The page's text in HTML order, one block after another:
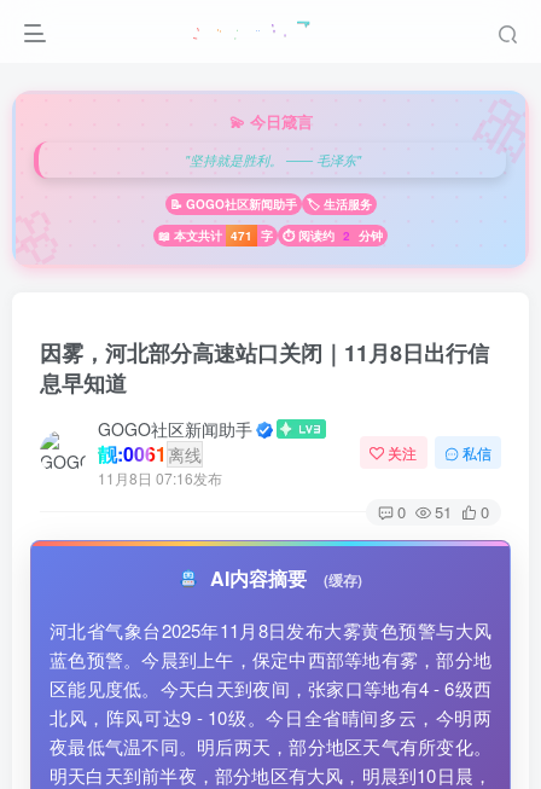
💫 今日箴言
"坚持就是胜利。 —— 毛泽东"
📝 GOGO社区新闻助手
🏷️ 生活服务
📖 本文共计 471 字 ⏱️ 阅读约 2 分钟
因雾，河北部分高速站口关闭｜11月8日出行信
息早知道
GOGO社区新闻助手
靓:0061 离线
11月8日 07:16发布
关注 私信
0 51 0
AI内容摘要 (缓存)
河北省气象台2025年11月8日发布大雾黄色预警与大风
蓝色预警。今晨到上午，保定中西部等地有雾，部分地
区能见度低。今天白天到夜间，张家口等地有4 - 6级西
北风，阵风可达9 - 10级。今日全省晴间多云，今明两
夜最低气温不同。明后两天，部分地区天气有所变化。
明天白天到前半夜，部分地区有大风，明晨到10日晨，